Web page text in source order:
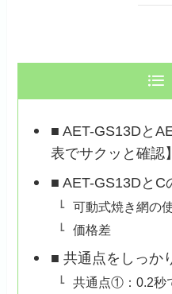
■ AET-GS13Dと
表でサクッと確認】
■ AET-GS13DとC
可動式焼き網の
価格差
■ 共通点をしっか
共通点①：0.2秒